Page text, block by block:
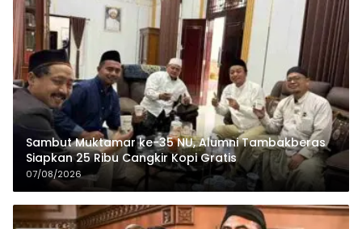
Sambut Muktamar ke-35 NU, Alumni Tambakberas
Siapkan 25 Ribu Cangkir Kopi Gratis
07/08/2026